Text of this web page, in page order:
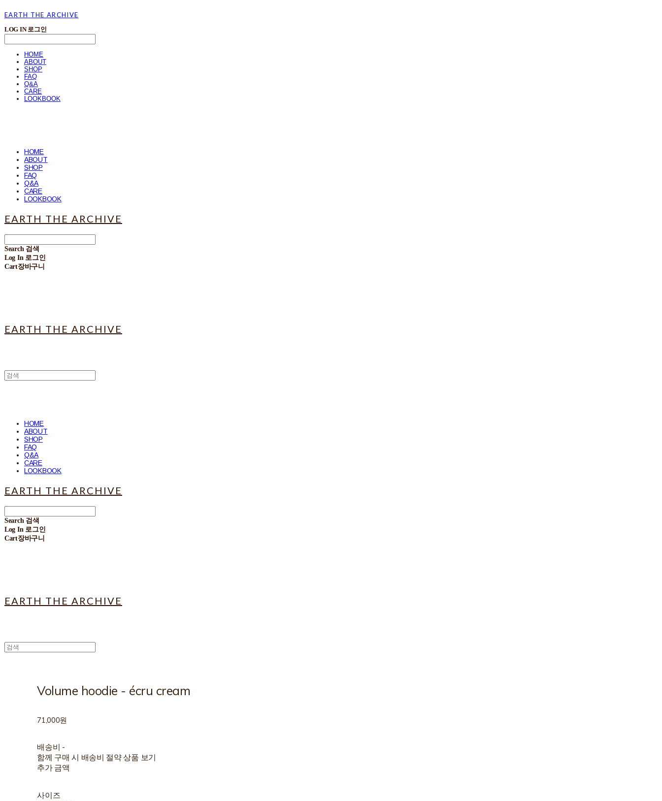
EARTH THE ARCHIVE
LOG IN 로그인
HOME
ABOUT
SHOP
FAQ
Q&A
CARE
LOOKBOOK
HOME
ABOUT
SHOP
FAQ
Q&A
CARE
LOOKBOOK
EARTH THE ARCHIVE
Search 검색
Log In 로그인
Cart장바구니
EARTH THE ARCHIVE
HOME
ABOUT
SHOP
FAQ
Q&A
CARE
LOOKBOOK
EARTH THE ARCHIVE
Search 검색
Log In 로그인
Cart장바구니
EARTH THE ARCHIVE
Volume hoodie - écru cream
71,000원
배송비 -
함께 구매 시 배송비 절약 상품 보기
추가 금액
사이즈